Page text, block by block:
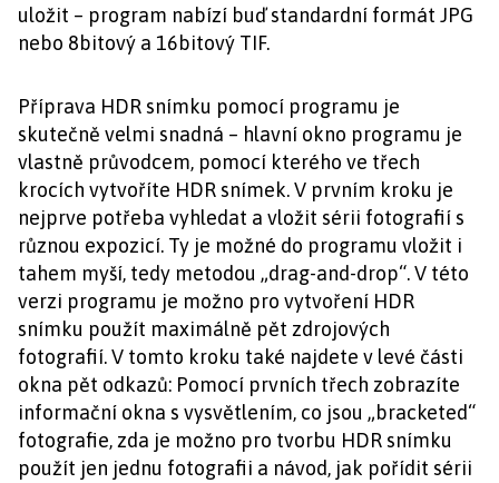
uložit – program nabízí buď standardní formát JPG
nebo 8bitový a 16bitový TIF.
Příprava HDR snímku pomocí programu je
skutečně velmi snadná – hlavní okno programu je
vlastně průvodcem, pomocí kterého ve třech
krocích vytvoříte HDR snímek. V prvním kroku je
nejprve potřeba vyhledat a vložit sérii fotografií s
různou expozicí. Ty je možné do programu vložit i
tahem myší, tedy metodou „drag-and-drop“. V této
verzi programu je možno pro vytvoření HDR
snímku použít maximálně pět zdrojových
fotografií. V tomto kroku také najdete v levé části
okna pět odkazů: Pomocí prvních třech zobrazíte
informační okna s vysvětlením, co jsou „bracketed“
fotografie, zda je možno pro tvorbu HDR snímku
použít jen jednu fotografii a návod, jak pořídit sérii